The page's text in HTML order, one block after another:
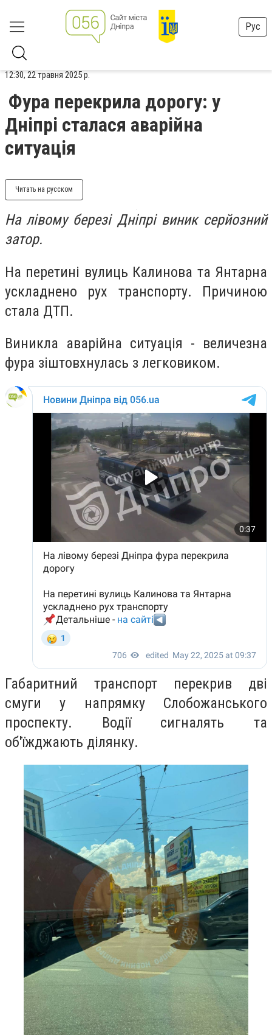
Рус
12:30, 22 травня 2025 р.
Фура перекрила дорогу: у
Дніпрі сталася аварійна
ситуація
Читать на русском
На лівому березі Дніпрі виник серйозний
затор.
На перетині вулиць Калинова та Янтарна
ускладнено рух транспорту. Причиною
стала ДТП.
Виникла аварійна ситуація - величезна
фура зіштовхнулась з легковиком.
Габаритний транспорт перекрив дві
смуги у напрямку Слобожанського
проспекту. Водії сигналять та
об'їжджають ділянку.